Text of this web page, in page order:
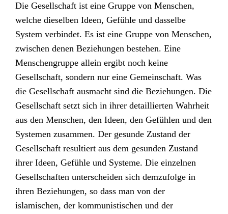
Die Gesellschaft ist eine Gruppe von Menschen,
welche dieselben Ideen, Gefühle und dasselbe
System verbindet. Es ist eine Gruppe von Menschen,
zwischen denen Beziehungen bestehen. Eine
Menschengruppe allein ergibt noch keine
Gesellschaft, sondern nur eine Gemeinschaft. Was
die Gesellschaft ausmacht sind die Beziehungen. Die
Gesellschaft setzt sich in ihrer detaillierten Wahrheit
aus den Menschen, den Ideen, den Gefühlen und den
Systemen zusammen. Der gesunde Zustand der
Gesellschaft resultiert aus dem gesunden Zustand
ihrer Ideen, Gefühle und Systeme. Die einzelnen
Gesellschaften unterscheiden sich demzufolge in
ihren Beziehungen, so dass man von der
islamischen, der kommunistischen und der